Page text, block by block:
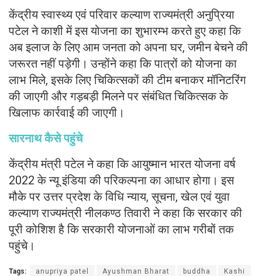
केंद्रीय स्वास्थ्य एवं परिवार कल्याण राज्यमंत्री अनुप्रिया
पटेल ने काशी में इस योजना का शुभारम्भ करते हुए कहा कि
अब इलाज के लिए आम जनता को अपना घर, जमीन बेचने की
जरूरत नहीं पड़ेगी। उन्होंने कहा कि पात्रों को योजना का
लाभ मिले, इसके लिए चिकित्सकों की टीम बनाकर मॉनिटरिंग
की जाएगी और गड़बड़ी मिलने पर संबंधित चिकित्सक के
खिलाफ कार्रवाई की जाएगी।
सारनाथ कैसे पहुंचे
केंद्रीय मंत्री पटेल ने कहा कि आयुष्मान भारत योजना वर्ष
2022 के न्यू इंडिया की परिकल्पना का आधार होगा। इस
मौके पर उत्तर प्रदेश के विधि न्याय, सूचना, खेल एवं युवा
कल्याण राज्यमंत्री नीलकण्ठ तिवारी ने कहा कि सरकार की
पूरी कोशिश है कि सरकारी योजनाओं का लाभ गरीबों तक
पहुंचे।
Tags: anupriya patel Ayushman Bharat buddha Kashi